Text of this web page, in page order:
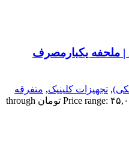
ملحفه وکیوم بافتینه عرض ۸۰ | ملحفه یکبارمصرف
, تجهیزات کلینیک, متفرقه
Price range: ۴۵,۰۰۰ تومان through